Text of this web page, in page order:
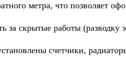
метра, что позволяет
за скрытые работы (разводку
счетчики,